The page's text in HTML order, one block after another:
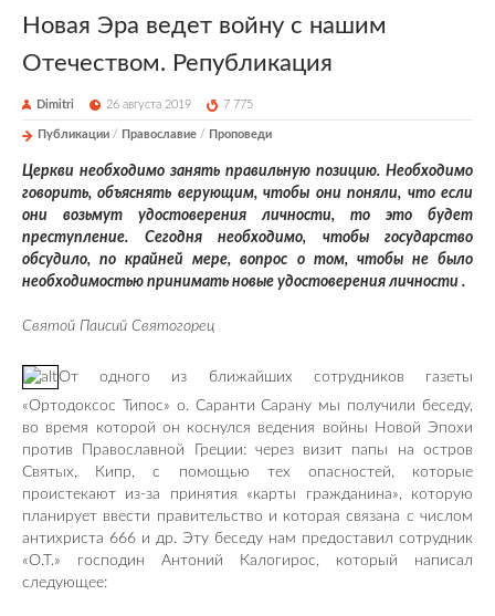
Новая Эра ведет войну с нашим
Отечеством. Републикация
Dimitri 26 августа 2019 7 775
Публикации / Православие / Проповеди
Церкви необходимо занять правильную позицию. Необходимо
говорить, объяснять верующим, чтобы они поняли, что если
они возьмут удостоверения личности, то это будет
преступление. Сегодня необходимо, чтобы государство
обсудило, по крайней мере, вопрос о том, чтобы не было
необходимостью принимать новые удостоверения личности .
Святой Паисий Святогорец
От одного из ближайших сотрудников газеты
«Ортодоксос Типос» о. Саранти Сарану мы получили беседу,
во время которой он коснулся ведения войны Новой Эпохи
против Православной Греции: через визит папы на остров
Святых, Кипр, с помощью тех опасностей, которые
проистекают из-за принятия «карты гражданина», которую
планирует ввести правительство и которая связана с числом
антихриста 666 и др. Эту беседу нам предоставил сотрудник
«О.Т.» господин Антоний Калогирос, который написал
следующее: